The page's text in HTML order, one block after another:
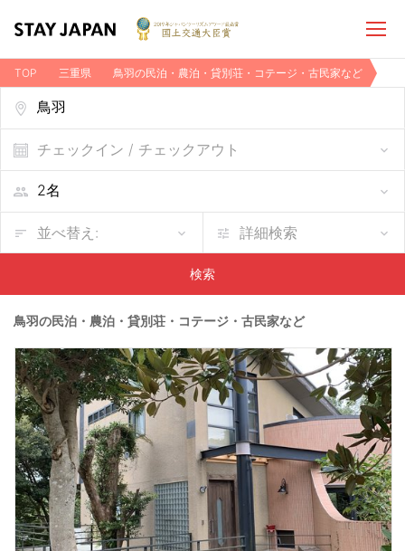
TOP 三重県 鳥羽の民泊・農泊・貸別荘・コテージ・古民家など
チェックイン / チェックアウト
並べ替え: 詳細検索
検索
鳥羽の民泊・農泊・貸別荘・コテージ・古民家など